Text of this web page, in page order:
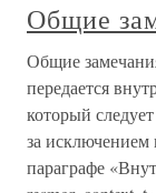
Общие
Общие
передается
который
за исключением
параграфе